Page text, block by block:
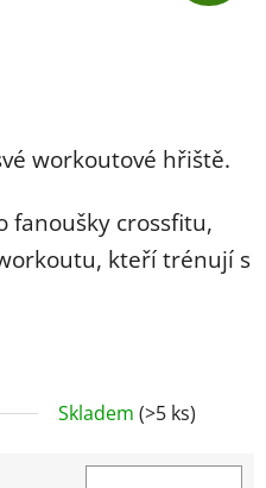
workoutové hřiště.
fanoušky crossfitu,
kteří trénují s
Skladem (>5 ks)